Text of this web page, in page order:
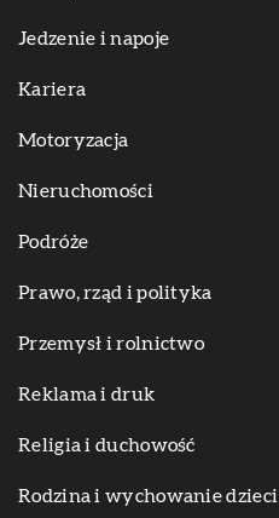
Jedzenie i napoje
Kariera
Motoryzacja
Nieruchomości
Podróże
Prawo, rząd i polityka
Przemysł i rolnictwo
Reklama i druk
Religia i duchowość
Rodzina i wychowanie dzieci